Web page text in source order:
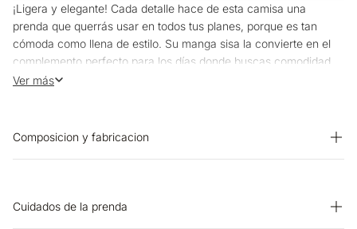
¡Ligera y elegante! Cada detalle hace de esta camisa una
prenda que querrás usar en todos tus planes, porque es tan
cómoda como llena de estilo. Su manga sisa la convierte en el
complemento perfecto para los días donde buscas comodidad
sin perder el estilo.
Ver más
Composicion y fabricacion
Cuidados de la prenda